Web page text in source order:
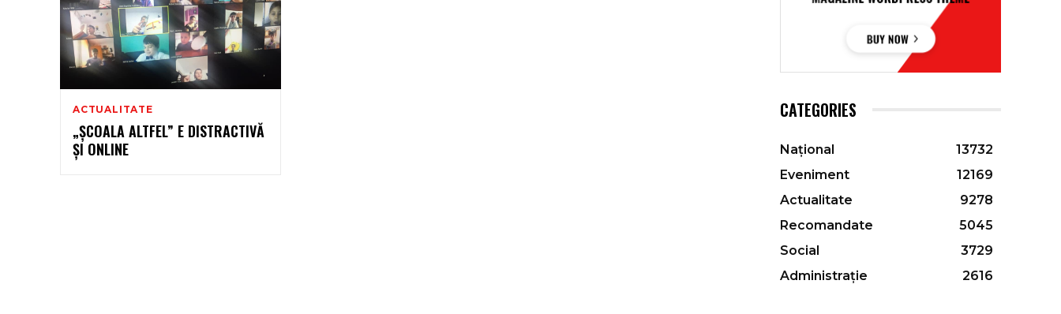
ACTUALITATE
„ȘCOALA ALTFEL” E DISTRACTIVĂ
ȘI ONLINE
CATEGORIES
Național
13732
Eveniment
12169
Actualitate
9278
Recomandate
5045
Social
3729
Administrație
2616